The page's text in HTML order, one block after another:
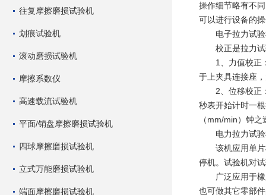
往复摩擦磨损试验机
划痕试验机
滚动磨损试验机
摩擦系数仪
高速载流试验机
平面/销盘摩擦磨损试验机
四球摩擦磨损试验机
立式万能磨损试验机
端面摩擦磨损试验机
操作细节略有不
可以进行设备的
电子拉力试验
校正是拉力试
1、力值校正：
于上夹具连接座
2、位移校正：
秒表开始计时一
（mm/min）钟
电力拉力试验
该机应用单片
停机。试验机对
广泛应用于橡
也可做其它零部